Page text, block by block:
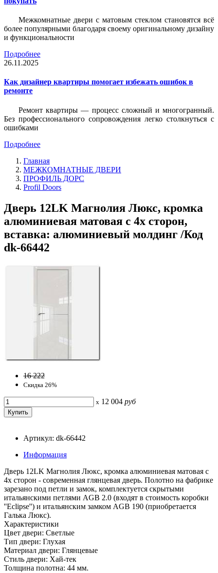
Межкомнатные двери с матовым стеклом становятся всё
более популярными благодаря своему оригинальному дизайну
и функциональности
Подробнее
26.11.2025
Как дизайнер квартиры помогает избежать ошибок в
ремонте
Ремонт квартиры — процесс сложный и многогранный.
Без профессионального сопровождения легко столкнуться с
ошибками
Подробнее
Главная
МЕЖКОМНАТНЫЕ ДВЕРИ
ПРОФИЛЬ ДОРС
Profil Doors
Дверь 12LK Магнолия Люкс, кромка
алюминиевая матовая с 4х сторон,
вставка: алюминиевый молдинг /Код
dk-66442
16 222
Скидка 26%
x 12 004 руб
Артикул: dk-66442
Информация
Дверь 12LK Магнолия Люкс, кромка алюминиевая матовая с
4х сторон - современная глянцевая дверь. Полотно на фабрике
зарезано под петли и замок, комплектуется скрытыми
итальянскими петлями AGB 2.0 (входят в стоимость коробки
''Eclipse'') и итальянским замком AGB 190 (приобретается
Галька Люкс).
Характеристики
Цвет двери: Светлые
Тип двери: Глухая
Материал двери: Глянцевые
Стиль двери: Хай-тек
Толщина полотна: 44 мм.